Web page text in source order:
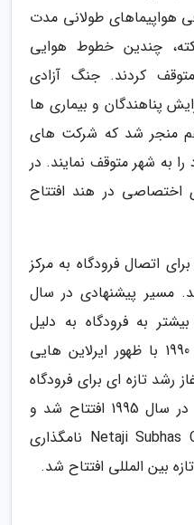
دلیل معرفی هواپیماهای طولانی مدت
چندین خطوط هوایی
کردند. جنگ آزادی
1971 باعث افزایش پناهندگان و بیماری ها
منجر شد که شرکت های
به شهر متوقف نمایند. در
باری اختصاصی در هند افتتاح
طرح هایی برای اتصال فرودگاه به مرکز
مسیر پیشنهادی در سال
بیشتر به فرودگاه به دلیل
کمبودهای مالی لغو شد. دهه 1990 با ظهور ایرلاین هایی
رشد تازه ای برای فرودگاه
کلکته بود. ترمینال داخلی تازه در سال 1995 افتتاح شد و
فرودگاه به نام Netaji Subhas Chandra Bose نامگذاری